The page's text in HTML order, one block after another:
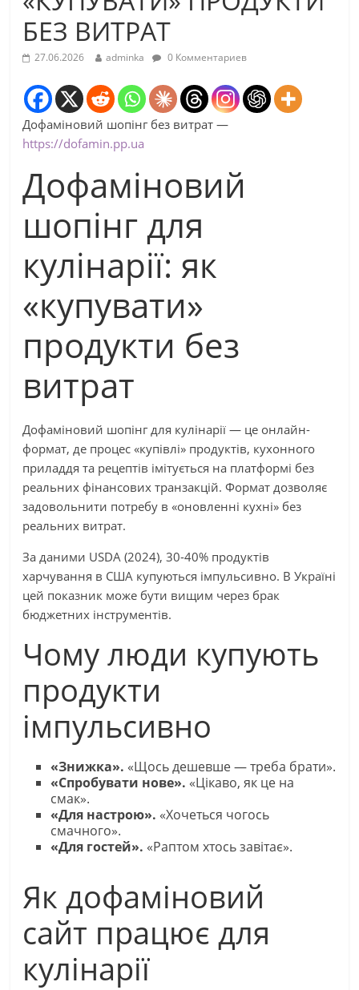
БЕЗ ВИТРАТ
27.06.2026 adminka 0 Комментариев
Дофаміновий шопінг без витрат —
https://dofamin.pp.ua
Дофаміновий
шопінг для
кулінарії: як
«купувати»
продукти без
витрат
Дофаміновий шопінг для кулінарії — це онлайн-
формат, де процес «купівлі» продуктів, кухонного
приладдя та рецептів імітується на платформі без
реальних фінансових транзакцій. Формат дозволяє
задовольнити потребу в «оновленні кухні» без
реальних витрат.
За даними USDA (2024), 30-40% продуктів
харчування в США купуються імпульсивно. В Україні
цей показник може бути вищим через брак
бюджетних інструментів.
Чому люди купують
продукти
імпульсивно
«Знижка». «Щось дешевше — треба брати».
«Спробувати нове». «Цікаво, як це на
смак».
«Для настрою». «Хочеться чогось
смачного».
«Для гостей». «Раптом хтось завітає».
Як дофаміновий
сайт працює для
кулінарії